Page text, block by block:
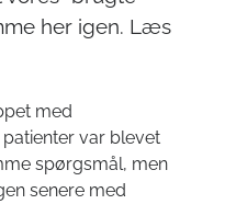
her igen. Læs
med
var blevet
spørgsmål, men
senere med